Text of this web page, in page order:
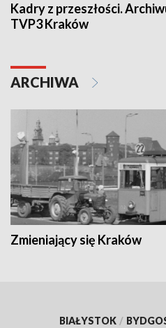
Kadry z przeszłości.
TVP3 Kraków
ARCHIWA
Zmieniający się Kraków
BIAŁYSTOK /